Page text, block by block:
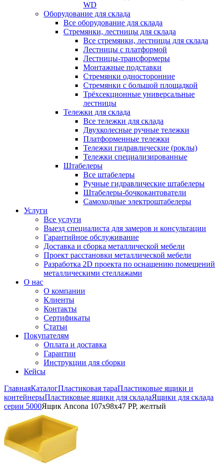
WD
Оборудование для склада
Все оборудование для склада
Стремянки, лестницы для склада
Все стремянки, лестницы для склада
Лестницы с платформой
Лестницы-трансформеры
Монтажные подставки
Стремянки односторонние
Стремянки с большой площадкой
Трёхсекционные универсальные
лестницы
Тележки для склада
Все тележки для склада
Двухколесные ручные тележки
Платформенные тележки
Тележки гидравлические (роклы)
Тележки специализированные
Штабелеры
Все штабелеры
Ручные гидравлические штабелеры
Штабелеры-бочкокантователи
Самоходные электроштабелеры
Услуги
Все услуги
Выезд специалиста для замеров и консультации
Гарантийное обслуживание
Доставка и сборка металлической мебели
Проект расстановки металлической мебели
Разработка 2D проекта по оснащению помещений
металлическими стеллажами
О нас
О компании
Клиенты
Контакты
Сертификаты
Статьи
Покупателям
Оплата и доставка
Гарантии
Инструкции для сборки
Кейсы
ГлавнаяКаталогПластиковая тараПластиковые ящики и
контейнерыПластиковые ящики для складаЯщики для склада
серии 5000Ящик Ancona 107х98х47 PP, желтый